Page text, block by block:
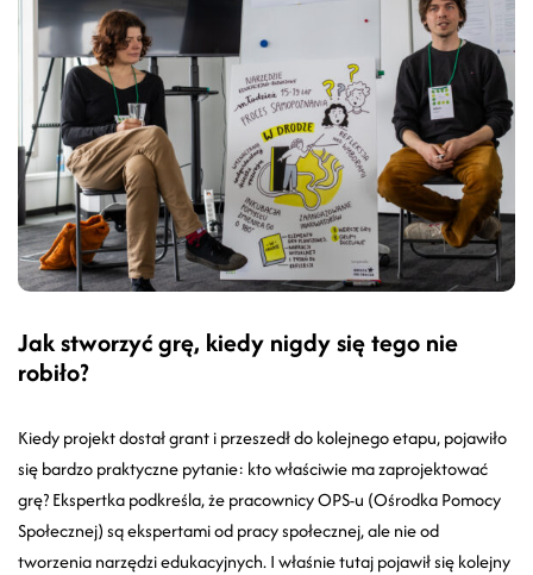
Jak stworzyć grę, kiedy nigdy się tego nie
robiło?
Kiedy projekt dostał grant i przeszedł do kolejnego etapu, pojawiło
się bardzo praktyczne pytanie: kto właściwie ma zaprojektować
grę? Ekspertka podkreśla, że pracownicy OPS-u (Ośrodka Pomocy
Społecznej) są ekspertami od pracy społecznej, ale nie od
tworzenia narzędzi edukacyjnych. I właśnie tutaj pojawił się kolejny